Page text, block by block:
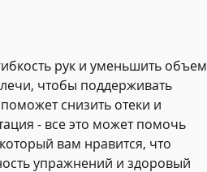
рук и уменьшить объем
чтобы поддерживать
снизить отеки и
- все это может помочь
вам нравится, что
упражнений и здоровый